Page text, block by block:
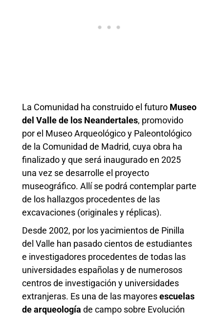
La Comunidad ha construido el futuro Museo
del Valle de los Neandertales, promovido
por el Museo Arqueológico y Paleontológico
de la Comunidad de Madrid, cuya obra ha
finalizado y que será inaugurado en 2025
una vez se desarrolle el proyecto
museográfico. Allí se podrá contemplar parte
de los hallazgos procedentes de las
excavaciones (originales y réplicas).
Desde 2002, por los yacimientos de Pinilla
del Valle han pasado cientos de estudiantes
e investigadores procedentes de todas las
universidades españolas y de numerosos
centros de investigación y universidades
extranjeras. Es una de las mayoresescuelas
de arqueología de campo sobre Evolución